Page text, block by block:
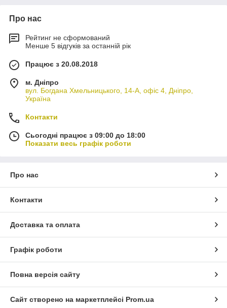
Про нас
Рейтинг не сформований
Менше 5 відгуків за останній рік
Працює з 20.08.2018
м. Дніпро
вул. Богдана Хмельницького, 14-А, офіс 4, Дніпро,
Україна
Контакти
Сьогодні працює з 09:00 до 18:00
Показати весь графік роботи
Про нас
Контакти
Доставка та оплата
Графік роботи
Повна версія сайту
Сайт створено на маркетплейсі Prom.ua